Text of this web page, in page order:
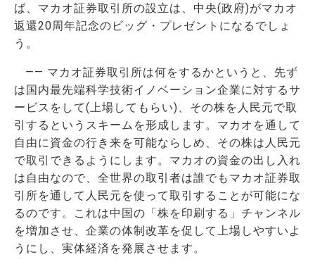
ば、マカオ証券取引所の設立は、中央(政府)がマカオ
返還20周年記念のビッグ・プレゼントになるでしょ
う。
―― マカオ証券取引所は何をするかというと、先ず
は国内最先端科学技術イノベーション企業に対するサ
ービスをして(上場してもらい)、その株を人民元で取
引するというスキームを形成します。マカオを通して
自由に資金の行き来を可能ならしめ、その株は人民元
で取引できるようにします。マカオの資金の出し入れ
は自由なので、全世界の取引者は誰でもマカオ証券取
引所を通して人民元を使って取引することが可能にな
るのです。これは中国の「株を印刷する」チャンネル
を増加させ、企業の体制改革を促して上場しやすいよ
うにし、実体経済を発展させます。